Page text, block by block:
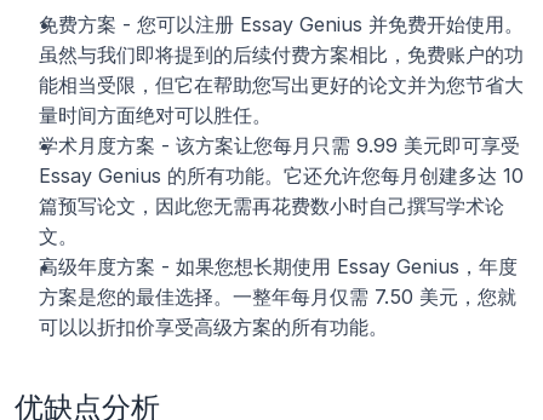
免费方案 - 您可以注册 Essay Genius 并免费开始使用。
虽然与我们即将提到的后续付费方案相比，免费账户的功
能相当受限，但它在帮助您写出更好的论文并为您节省大
量时间方面绝对可以胜任。
学术月度方案 - 该方案让您每月只需 9.99 美元即可享受
Essay Genius 的所有功能。它还允许您每月创建多达 10
篇预写论文，因此您无需再花费数小时自己撰写学术论
文。
高级年度方案 - 如果您想长期使用 Essay Genius，年度
方案是您的最佳选择。一整年每月仅需 7.50 美元，您就
可以以折扣价享受高级方案的所有功能。
优缺点分析